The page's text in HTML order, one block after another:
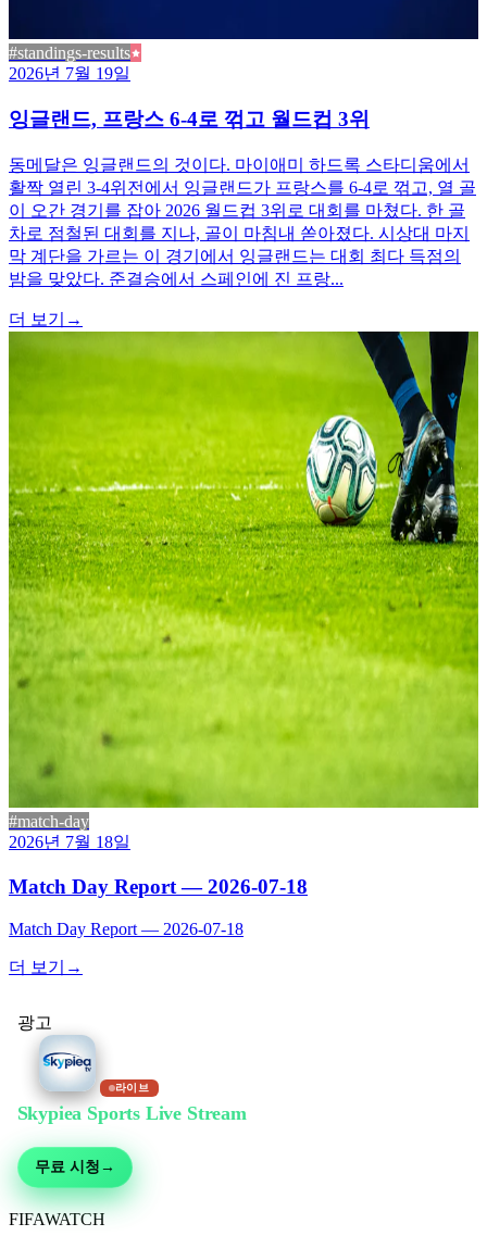
#standings-results
2026년 7월 19일
잉글랜드, 프랑스 6-4로 꺾고 월드컵 3위
동메달은 잉글랜드의 것이다. 마이애미 하드록 스타디움에서
활짝 열린 3-4위전에서 잉글랜드가 프랑스를 6-4로 꺾고, 열 골
이 오간 경기를 잡아 2026 월드컵 3위로 대회를 마쳤다. 한 골
차로 점철된 대회를 지나, 골이 마침내 쏟아졌다. 시상대 마지
막 계단을 가르는 이 경기에서 잉글랜드는 대회 최다 득점의
밤을 맞았다. 준결승에서 스페인에 진 프랑...
더 보기 →
#match-day
2026년 7월 18일
Match Day Report — 2026-07-18
Match Day Report — 2026-07-18
더 보기 →
광고
라이브
Skypiea Sports Live Stream
무료 시청 →
FIFAWATCH